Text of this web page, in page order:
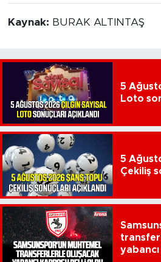
Kaynak: BURAK ALTINTAŞ
5
Loto
5
Çekiliş